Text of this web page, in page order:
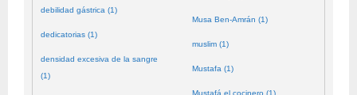
debilidad gástrica (1)
dedicatorias (1)
densidad excesiva de la sangre
(1)
Musa Ben-Amrán (1)
muslim (1)
Mustafa (1)
Mustafá el cocinero (1)